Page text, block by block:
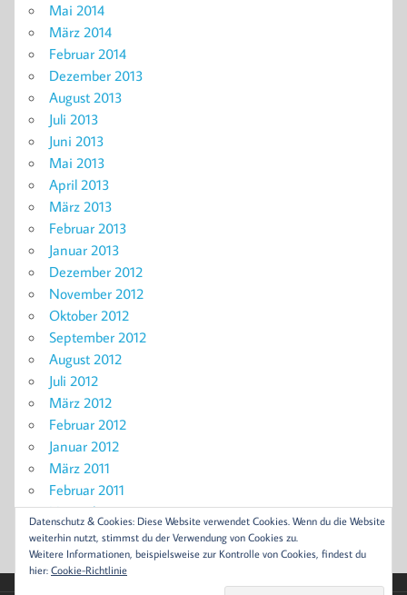
Mai 2014
März 2014
Februar 2014
Dezember 2013
August 2013
Juli 2013
Juni 2013
Mai 2013
April 2013
März 2013
Februar 2013
Januar 2013
Dezember 2012
November 2012
Oktober 2012
September 2012
August 2012
Juli 2012
März 2012
Februar 2012
Januar 2012
März 2011
Februar 2011
November 2010
September 2010
Datenschutz & Cookies: Diese Website verwendet Cookies. Wenn du die Website
weiterhin nutzt, stimmst du der Verwendung von Cookies zu.
Weitere Informationen, beispielsweise zur Kontrolle von Cookies, findest du
hier: Cookie-Richtlinie